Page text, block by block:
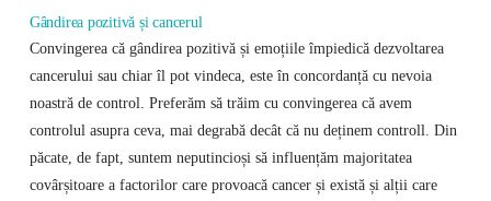
Gândirea pozitivă și cancerul
Convingerea că gândirea pozitivă și emoțiile împiedică dezvoltarea
cancerului sau chiar îl pot vindeca, este în concordanță cu nevoia
noastră de control. Preferăm să trăim cu convingerea că avem
controlul asupra ceva, mai degrabă decât că nu deținem controll. Din
păcate, de fapt, suntem neputincioși să influențăm majoritatea
covârșitoare a factorilor care provoacă cancer și există și alții care